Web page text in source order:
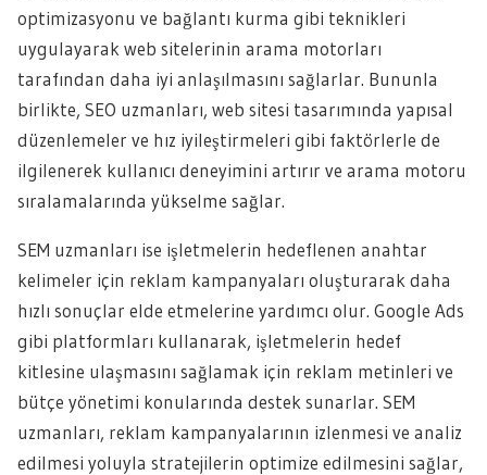
optimizasyonu ve bağlantı kurma gibi teknikleri
uygulayarak web sitelerinin arama motorları
tarafından daha iyi anlaşılmasını sağlarlar. Bununla
birlikte, SEO uzmanları, web sitesi tasarımında yapısal
düzenlemeler ve hız iyileştirmeleri gibi faktörlerle de
ilgilenerek kullanıcı deneyimini artırır ve arama motoru
sıralamalarında yükselme sağlar.
SEM uzmanları ise işletmelerin hedeflenen anahtar
kelimeler için reklam kampanyaları oluşturarak daha
hızlı sonuçlar elde etmelerine yardımcı olur. Google Ads
gibi platformları kullanarak, işletmelerin hedef
kitlesine ulaşmasını sağlamak için reklam metinleri ve
bütçe yönetimi konularında destek sunarlar. SEM
uzmanları, reklam kampanyalarının izlenmesi ve analiz
edilmesi yoluyla stratejilerin optimize edilmesini sağlar,